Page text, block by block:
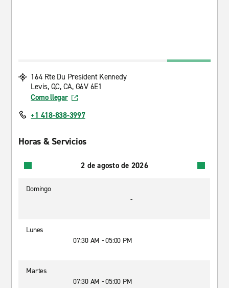
164 Rte Du President Kennedy
Levis, QC, CA, G6V 6E1
Como llegar
+1 418-838-3997
Horas & Servicios
2 de agosto de 2026
Domingo
-
Lunes
07:30 AM - 05:00 PM
Martes
07:30 AM - 05:00 PM